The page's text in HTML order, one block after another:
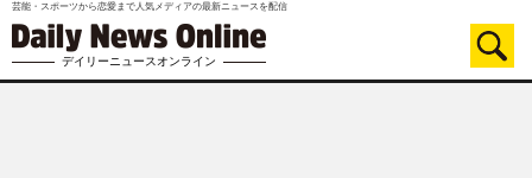
芸能・スポーツから恋愛まで人気メディアの最新ニュースを配信
デイリーニュースオンライン